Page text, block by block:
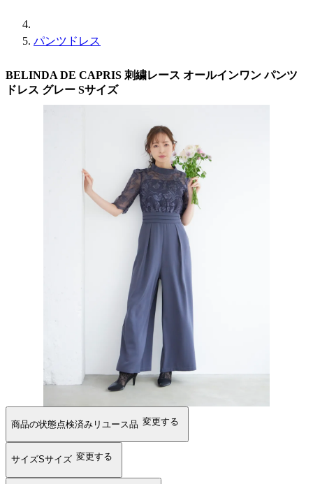
パンツドレス
BELINDA DE CAPRIS 刺繍レース オールインワン パンツ
ドレス グレー Sサイズ
商品の状態点検済みリユース品 変更する
サイズSサイズ 変更する